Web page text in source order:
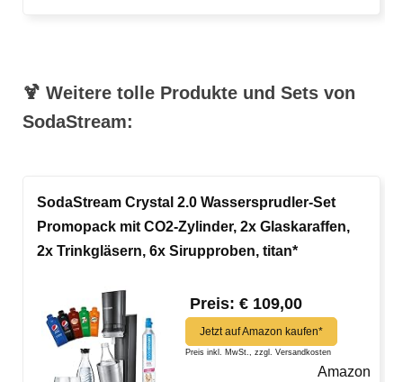
🍹 Weitere tolle Produkte und Sets von
SodaStream:
SodaStream Crystal 2.0 Wassersprudler-Set
Promopack mit CO2-Zylinder, 2x Glaskaraffen,
2x Trinkgläsern, 6x Sirupproben, titan*
Preis: € 109,00
Jetzt auf Amazon kaufen*
Preis inkl. MwSt., zzgl. Versandkosten
Amazon